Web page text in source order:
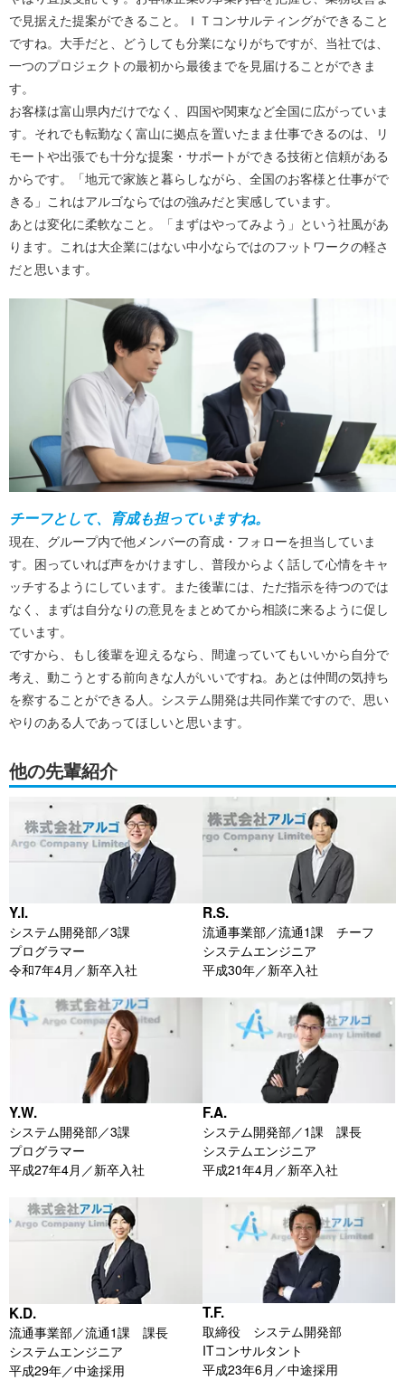
で見据えた提案ができること。ＩＴコンサルティングができること
ですね。大手だと、どうしても分業になりがちですが、当社では、
一つのプロジェクトの最初から最後までを見届けることができま
す。
お客様は富山県内だけでなく、四国や関東など全国に広がっていま
す。それでも転勤なく富山に拠点を置いたまま仕事できるのは、リ
モートや出張でも十分な提案・サポートができる技術と信頼がある
からです。「地元で家族と暮らしながら、全国のお客様と仕事がで
きる」これはアルゴならではの強みだと実感しています。
あとは変化に柔軟なこと。「まずはやってみよう」という社風があ
ります。これは大企業にはない中小ならではのフットワークの軽さ
だと思います。
チーフとして、育成も担っていますね。
現在、グループ内で他メンバーの育成・フォローを担当していま
す。困っていれば声をかけますし、普段からよく話して心情をキャ
ッチするようにしています。また後輩には、ただ指示を待つのでは
なく、まずは自分なりの意見をまとめてから相談に来るように促し
ています。
ですから、もし後輩を迎えるなら、間違っていてもいいから自分で
考え、動こうとする前向きな人がいいですね。あとは仲間の気持ち
を察することができる人。システム開発は共同作業ですので、思い
やりのある人であってほしいと思います。
他の先輩紹介
Y.I.
システム開発部／3課
プログラマー
令和7年4月／新卒入社
R.S.
流通事業部／流通1課 チーフ
システムエンジニア
平成30年／新卒入社
Y.W.
システム開発部／3課
プログラマー
平成27年4月／新卒入社
F.A.
システム開発部／1課 課長
システムエンジニア
平成21年4月／新卒入社
K.D.
流通事業部／流通1課 課長
システムエンジニア
平成29年／中途採用
T.F.
取締役 システム開発部
ITコンサルタント
平成23年6月／中途採用